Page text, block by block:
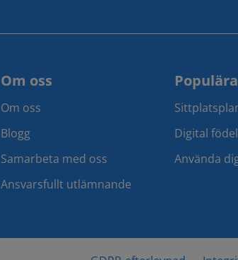
Om oss
Om oss
Blogg
Samarbeta med oss
Ansvarsfullt utlämnande
Digital
Använda